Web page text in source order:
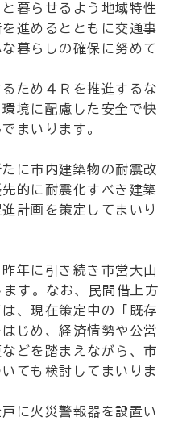
暮らせるよう地域特性
進めるとともに交通事
暮らしの確保に努めて
ため４Ｒを推進するな
境に配慮した安全で快
まいります。
に市内建築物の耐震改
的に耐震化すべき建築
計画を策定してまいり
年に引き続き市営大山
す。なお、民間借上方
、現在策定中の「既存
じめ、経済情勢や公営
どを踏まえながら、市
ても検討してまいりま
に火災警報器を設置い